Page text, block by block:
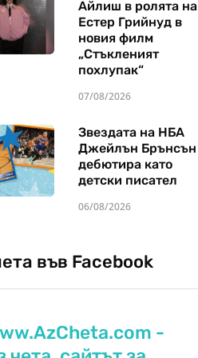
Айлиш в ролята на
Естер Грийнуд в
новия филм
„Стъкленият
похлупак“
07/08/2026
Звездата на НБА
Джейлън Брънсън
дебютира като
детски писател
06/08/2026
във Facebook
-